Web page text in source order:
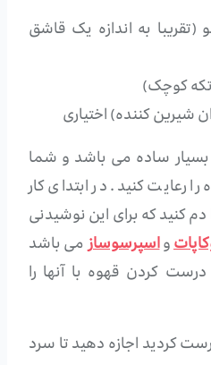
(تقریبا به اندازه یک قاشق
کوچک)
شیرین کننده) اختیاری
ساده می باشد و شما
رعایت کنید. در ابتدای کار
کنید که برای این نوشیدنی
واسپرسوسازمی باشد
کردن قهوه با آنها را
کردید اجازه دهید تا سرد